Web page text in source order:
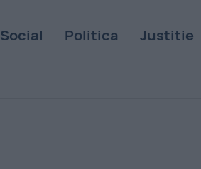
Social Politica Justitie